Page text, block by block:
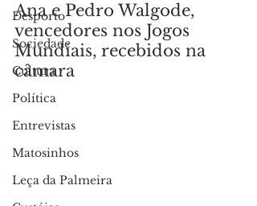
Desporto
Sociedade
Cultura
Política
Entrevistas
Matosinhos
Leça da Palmeira
Ana e Pedro Walgode,
vencedores nos Jogos
Mundiais, recebidos na
câmara